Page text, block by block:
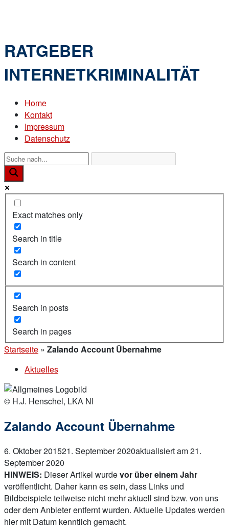
RATGEBER
INTERNETKRIMINALITÄT
Home
Kontakt
Impressum
Datenschutz
Exact matches only
Search in title
Search in content
Search in posts
Search in pages
Startseite » Zalando Account Übernahme
Aktuelles
© H.J. Henschel, LKA NI
Zalando Account Übernahme
6. Oktober 201521. September 2020aktualisiert am 21.
September 2020
HINWEIS: Dieser Artikel wurdevor über einem Jahr
veröffentlicht. Daher kann es sein, dass Links und
Bildbeispiele teilweise nicht mehr aktuell sind bzw. von uns
oder dem Anbieter entfernt wurden. Aktuelle Updates werden
hier mit Datum kenntlich gemacht.